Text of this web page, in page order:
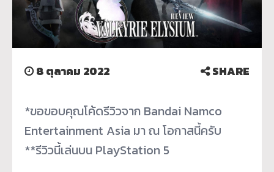
8 ตุลาคม 2022 SHARE
*ขอขอบคุณโค้ดรีวิวจาก Bandai Namco
Entertainment Asia มา ณ โอกาสนี้ครับ
**รีวิวนี้เล่นบน PlayStation 5